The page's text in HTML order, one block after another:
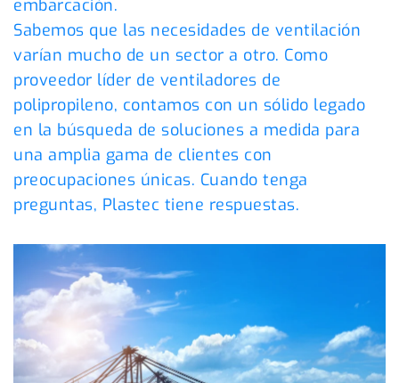
embarcación.
Sabemos que las necesidades de ventilación
varían mucho de un sector a otro. Como
proveedor líder de ventiladores de
polipropileno, contamos con un sólido legado
en la búsqueda de soluciones a medida para
una amplia gama de clientes con
preocupaciones únicas. Cuando tenga
preguntas, Plastec tiene respuestas.